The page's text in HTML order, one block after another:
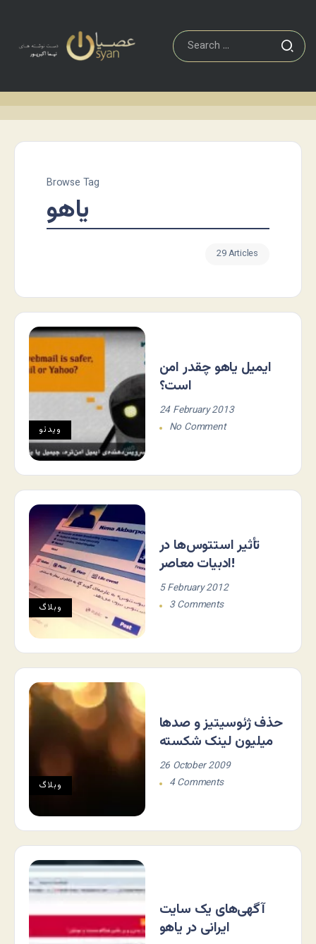
Browse Tag
یاهو
29 Articles
ویدئو
ایمیل یاهو چقدر امن
است؟
24 February 2013
No Comment
وبلاگ
تأثیر استتوس‌ها در
ادبیات معاصر!
5 February 2012
3 Comments
وبلاگ
حذف ژئوسیتیز و صدها
میلیون لینک شکسته
26 October 2009
4 Comments
آگهی‌های یک سایت
ایرانی در یاهو